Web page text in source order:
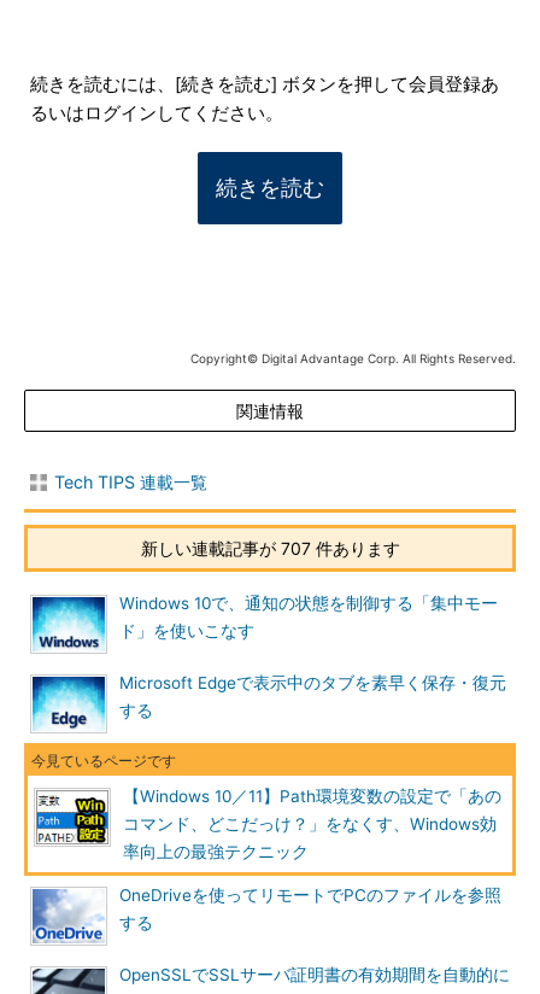
続きを読むには、[続きを読む] ボタンを押して会員登録あ
るいはログインしてください。
続きを読む
Copyright© Digital Advantage Corp. All Rights Reserved.
関連情報
Tech TIPS 連載一覧
新しい連載記事が 707 件あります
Windows 10で、通知の状態を制御する「集中モー
ド」を使いこなす
Microsoft Edgeで表示中のタブを素早く保存・復元
する
【Windows 10／11】Path環境変数の設定で「あの
コマンド、どこだっけ？」をなくす、Windows効
率向上の最強テクニック
OneDriveを使ってリモートでPCのファイルを参照
する
OpenSSLでSSLサーバ証明書の有効期間を自動的に